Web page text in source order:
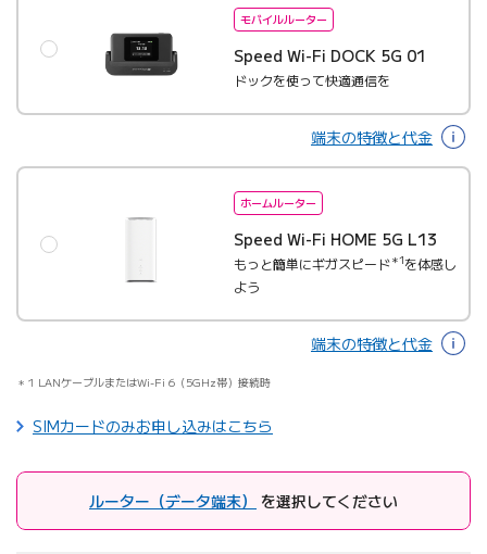
モバイルルーター
Speed Wi-Fi DOCK 5G 01
ドックを使って快適通信を
端末の特徴と代金
ホームルーター
Speed Wi-Fi HOME 5G L13
もっと簡単にギガスピード＊1を体感し
よう
端末の特徴と代金
1 LANケーブルまたはWi-Fi 6（5GHz帯）接続時
SIMカードのみお申し込みはこちら
ルーター（データ端末） を選択してください